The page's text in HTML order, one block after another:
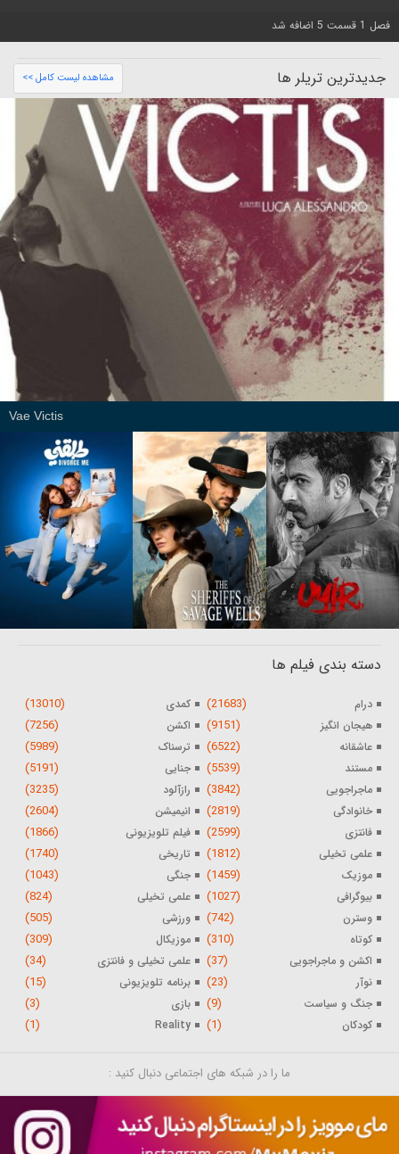
فصل 1 قسمت 5 اضافه شد
جدیدترین تریلر ها مشاهده لیست کامل >>
Vae Victis
دسته بندی فیلم ها
درام (21683) کمدی (13010)
هیجان انگیز (9151) اکشن (7256)
عاشقانه (6522) ترسناک (5989)
مستند (5539) جنایی (5191)
ماجراجویی (3842) رازآلود (3235)
خانوادگی (2819) انیمیشن (2604)
فانتزی (2599) فیلم تلویزیونی (1866)
علمی تخیلی (1812) تاریخی (1740)
موزیک (1459) جنگی (1043)
بیوگرافی (1027) علمی تخیلی (824)
وسترن (742) ورزشی (505)
کوتاه (310) موزیکال (309)
اکشن و ماجراجویی (37) علمی تخیلی و فانتزی (34)
نوآر (23) برنامه تلویزیونی (15)
جنگ و سیاست (9) بازی (3)
کودکان (1)
Reality
(1)
ما را در شبکه های اجتماعی دنبال کنید :